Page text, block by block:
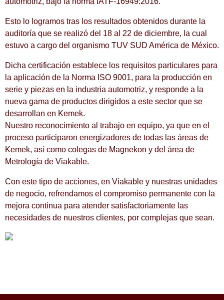
Esto lo logramos tras los resultados obtenidos durante la
auditoría que se realizó del 18 al 22 de diciembre, la cual
estuvo a cargo del organismo TUV SUD América de México.
Dicha certificación establece los requisitos particulares para
la aplicación de la Norma ISO 9001, para la producción en
serie y piezas en la industria automotriz, y responde a la
nueva gama de productos dirigidos a este sector que se
desarrollan en Kemek.
Nuestro reconocimiento al trabajo en equipo, ya que en el
proceso participaron energizadores de todas las áreas de
Kemek, así como colegas de Magnekon y del área de
Metrología de Viakable.
Con este tipo de acciones, en Viakable y nuestras unidades
de negocio, refrendamos el compromiso permanente con la
mejora continua para atender satisfactoriamente las
necesidades de nuestros clientes, por complejas que sean.